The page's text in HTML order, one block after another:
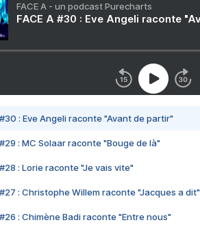
FACE A - un podcast Purecharts
FACE A #30 : Eve Angeli raconte
#30 : Eve Angeli raconte "Avant de partir"
#29 : MC Solaar raconte "Bouge de là"
#28 : Lorie raconte "Je vais vite"
#27 : Christophe Willem raconte "Jacques a dit"
#26 : Chimène Badi raconte "Entre nous"